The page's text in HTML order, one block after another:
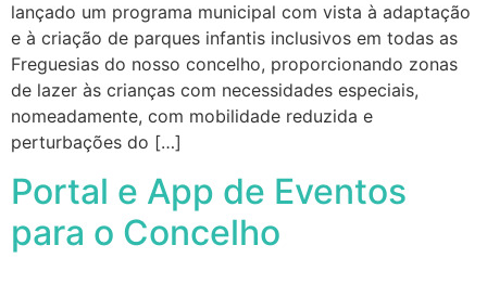
lançado um programa municipal com vista à adaptação
e à criação de parques infantis inclusivos em todas as
Freguesias do nosso concelho, proporcionando zonas
de lazer às crianças com necessidades especiais,
nomeadamente, com mobilidade reduzida e
perturbações do […]
Portal e App de Eventos
para o Concelho